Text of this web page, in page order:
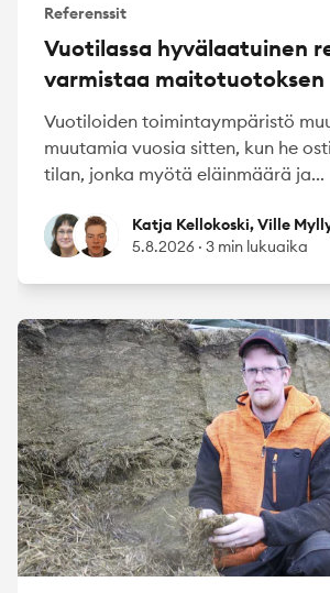
Referenssit
Vuotilassa hyvälaatuinen
varmistaa maitotuotoksen
Vuotiloiden toimintaympäristö
muutamia vuosia sitten, kun he
tilan, jonka myötä eläinmäärä ja...
Katja Kellokoski
Ville MyllyläKatja Kellokoski, Ville
5.8.2026 · 3 min lukuaika